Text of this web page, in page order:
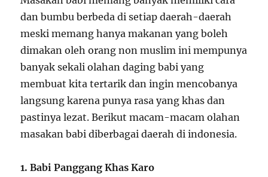
dan bumbu berbeda di setiap daerah-daerah
meski memang hanya makanan yang boleh
dimakan oleh orang non muslim ini mempunya
banyak sekali olahan daging babi yang
membuat kita tertarik dan ingin mencobanya
langsung karena punya rasa yang khas dan
pastinya lezat. Berikut macam-macam olahan
masakan babi diberbagai daerah di indonesia.
1. Babi Panggang Khas Karo